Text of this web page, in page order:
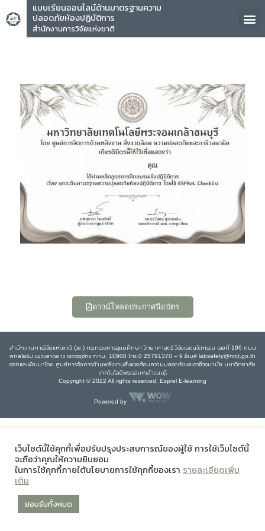
แบบเรียนออนไลน์ด้านมาตรฐานความ
ปลอดภัยห้องปฏิบัติการ
สำนักงานการวิจัยแห่งชาติ
คุณ
ดาวน์โหลดประกาศนียบัตร
สำนักงานการวิจัยแห่งชาติ (วช.) กระทรวงการอุดมศึกษา วิทยาศาสตร์ วิจัยและนวัตกรรม เลขที่ 196 ถนน
พหลโยธิน แขวงลาดยาว เขตจตุจักร กทม. 10900 โทร 0 25791370 – 9 อีเมล์ labsafety@nrct.go.th
ออกและพัฒนาโดย ศูนย์การจัดการด้านพลังงานสิ่งแวดล้อมความปลอดภัยและอาชีวอนามัย มหาวิทยาลัย
เทคโนโลยีพระจอมเกล้าธนบุรี
Copyright © 2022 All rights reserved, Esprel E-learning
Powered by
เว็บไซต์นี้ใช้คุกกี้เพื่อปรับปรุงประสบการณ์ของผู้ใช้ การใช้เว็บไซต์นี้
จะถือว่าคุณให้ความยินยอม
ในการใช้คุกกี้ภายใต้นโยบายการใช้คุกกี้ของเรา รายละเอียดเพิ่ม
เติม
ยอมรับทั้งหมด